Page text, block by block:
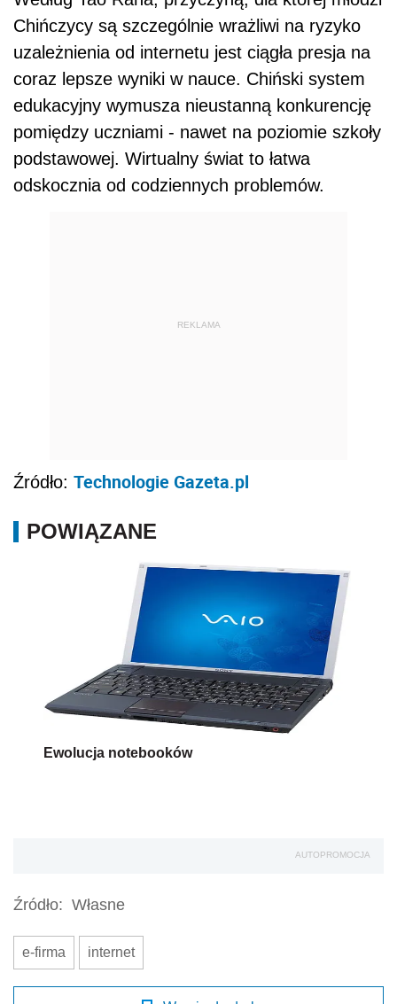
Chińczycy są szczególnie wrażliwi na ryzyko
uzależnienia od internetu jest ciągła presja na
coraz lepsze wyniki w nauce. Chiński system
edukacyjny wymusza nieustanną konkurencję
pomiędzy uczniami - nawet na poziomie szkoły
podstawowej. Wirtualny świat to łatwa
odskocznia od codziennych problemów.
REKLAMA
Źródło: Technologie Gazeta.pl
POWIĄZANE
Ewolucja notebooków
AUTOPROMOCJA
Źródło: Własne
e-firma internet